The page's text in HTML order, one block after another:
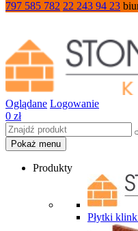
797 585 782 22 243 94 23
Oglądane Logowanie
0 zł
Pokaż menu
Produkty
Płytki